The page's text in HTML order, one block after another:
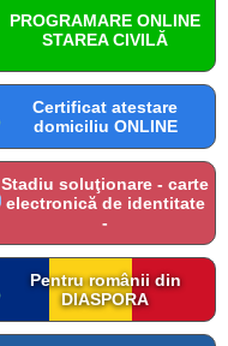
PROGRAMARE ONLINE
STAREA CIVILĂ
Certificat atestare
domiciliu ONLINE
Stadiu soluţionare - carte
electronică de identitate
-
Pentru românii din
DIASPORA